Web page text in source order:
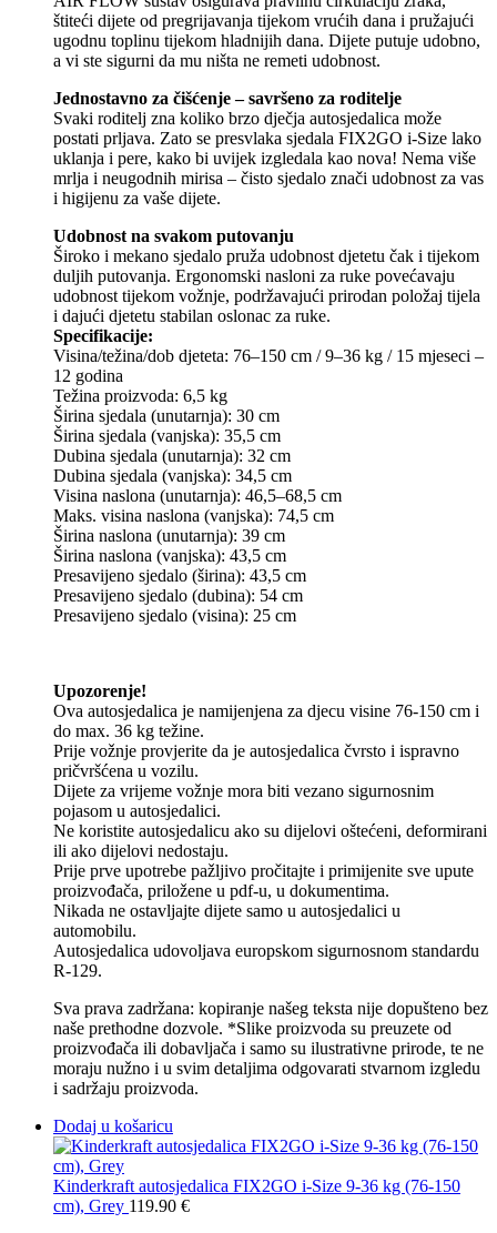
štiteći dijete od pregrijavanja tijekom vrućih dana i pružajući
ugodnu toplinu tijekom hladnijih dana. Dijete putuje udobno,
a vi ste sigurni da mu ništa ne remeti udobnost.
Jednostavno za čišćenje – savršeno za roditelje
Svaki roditelj zna koliko brzo dječja autosjedalica može
postati prljava. Zato se presvlaka sjedala FIX2GO i-Size lako
uklanja i pere, kako bi uvijek izgledala kao nova! Nema više
mrlja i neugodnih mirisa – čisto sjedalo znači udobnost za vas
i higijenu za vaše dijete.
Udobnost na svakom putovanju
Široko i mekano sjedalo pruža udobnost djetetu čak i tijekom
duljih putovanja. Ergonomski nasloni za ruke povećavaju
udobnost tijekom vožnje, podržavajući prirodan položaj tijela
i dajući djetetu stabilan oslonac za ruke.
Specifikacije:
Visina/težina/dob djeteta: 76–150 cm / 9–36 kg / 15 mjeseci –
12 godina
Težina proizvoda: 6,5 kg
Širina sjedala (unutarnja): 30 cm
Širina sjedala (vanjska): 35,5 cm
Dubina sjedala (unutarnja): 32 cm
Dubina sjedala (vanjska): 34,5 cm
Visina naslona (unutarnja): 46,5–68,5 cm
Maks. visina naslona (vanjska): 74,5 cm
Širina naslona (unutarnja): 39 cm
Širina naslona (vanjska): 43,5 cm
Presavijeno sjedalo (širina): 43,5 cm
Presavijeno sjedalo (dubina): 54 cm
Presavijeno sjedalo (visina): 25 cm
Upozorenje!
Ova autosjedalica je namijenjena za djecu visine 76-150 cm i
do max. 36 kg težine.
Prije vožnje provjerite da je autosjedalica čvrsto i ispravno
pričvršćena u vozilu.
Dijete za vrijeme vožnje mora biti vezano sigurnosnim
pojasom u autosjedalici.
Ne koristite autosjedalicu ako su dijelovi oštećeni, deformirani
ili ako dijelovi nedostaju.
Prije prve upotrebe pažljivo pročitajte i primijenite sve upute
proizvođača, priložene u pdf-u, u dokumentima.
Nikada ne ostavljajte dijete samo u autosjedalici u
automobilu.
Autosjedalica udovoljava europskom sigurnosnom standardu
R-129.
Sva prava zadržana: kopiranje našeg teksta nije dopušteno bez
naše prethodne dozvole. *Slike proizvoda su preuzete od
proizvođača ili dobavljača i samo su ilustrativne prirode, te ne
moraju nužno i u svim detaljima odgovarati stvarnom izgledu
i sadržaju proizvoda.
Dodaj u košaricu
Kinderkraft autosjedalica FIX2GO i-Size 9-36 kg (76-150
cm), Grey 119.90 €